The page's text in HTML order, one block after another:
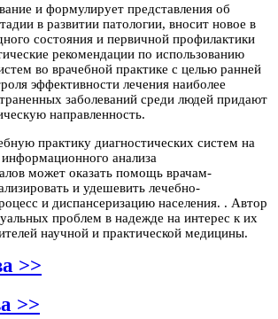
и формулирует представления об
в развитии патологии, вносит новое в
состояния и первичной профилактики
рекомендации по использованию
во врачебной практике с целью ранней
эффективности лечения наиболее
заболеваний среди людей придают
направленность.
практику диагностических систем на
анализа
может оказать помощь врачам-
и удешевить лечебно-
и диспансеризацию населения. . Автор
проблем в надежде на интерес к их
научной и практической медицины.
>>
>>